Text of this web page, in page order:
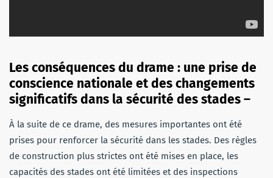
Les conséquences du drame : une prise de
conscience nationale et des changements
significatifs dans la sécurité des stades –
À la suite de ce drame, des mesures importantes ont été
prises pour renforcer la sécurité dans les stades. Des règles
de construction plus strictes ont été mises en place, les
capacités des stades ont été limitées et des inspections